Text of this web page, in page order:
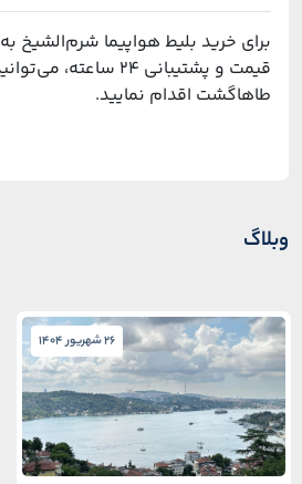
برای خرید بلیط هواپیما شرم‌الشیخ
قیمت و پشتیبانی ۲۴
طاهاگشت اقدام نمایید.
وبلاگ
26 شهریور 1404